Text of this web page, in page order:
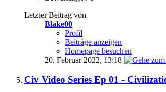
Letzter Beitrag von
Blake00
Profil
Beiträge anzeigen
Homepage besuchen
20. Februar 2022, 13:18
Civ Video Series Ep 01 -